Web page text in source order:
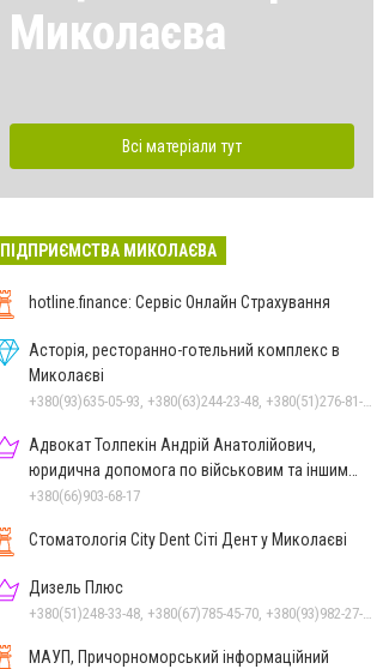
Миколаєва
Всі матеріали тут
ПІДПРИЄМСТВА МИКОЛАЄВА
hotline.finance: Сервіс Онлайн Страхування
Асторія, ресторанно-готельний комплекс в
Миколаєві
Адвокат Толпекін Андрій Анатолійович,
юридична допомога по військовим та іншим
справам
+380(66)903-68-17
Стоматологія City Dent Сіті Дент у Миколаєві
Дизель Плюс
МАУП, Причорноморський інформаційний